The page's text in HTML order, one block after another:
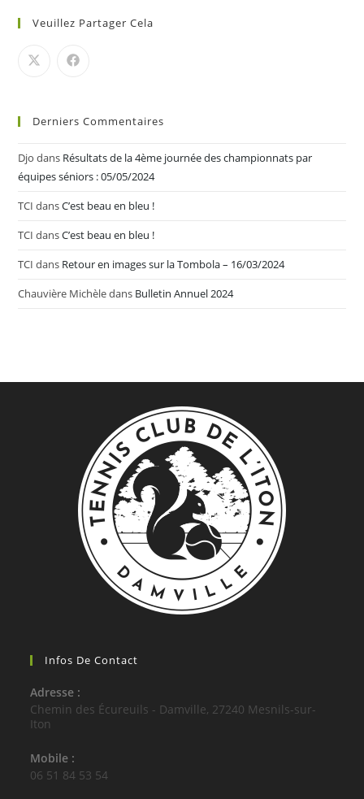
Veuillez Partager Cela
Derniers Commentaires
Djo dans Résultats de la 4ème journée des championnats par
équipes séniors : 05/05/2024
TCI dansC’est beau en bleu !
TCI dansC’est beau en bleu !
TCI dans Retour en images sur la Tombola – 16/03/2024
Chauvière Michèledans Bulletin Annuel 2024
Infos De Contact
Adresse :
Chemin des Écureuils - Damville, 27240 Mesnils-sur-
Iton
Mobile :
06 51 84 53 54